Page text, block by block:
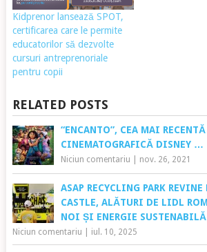
Kidprenor lansează SPOT,
certificarea care le permite
educatorilor să dezvolte
cursuri antreprenoriale
pentru copii
RELATED POSTS
“ENCANTO”, CEA MAI
CINEMATOGRAFICĂ DISNEY …
Niciun comentariu nov. 26, 2021
ASAP RECYCLING PARK
CASTLE, ALĂTURI DE LIDL
NOI ȘI ENERGIE SUSTENABILĂ
Niciun comentariu iul. 10, 2025